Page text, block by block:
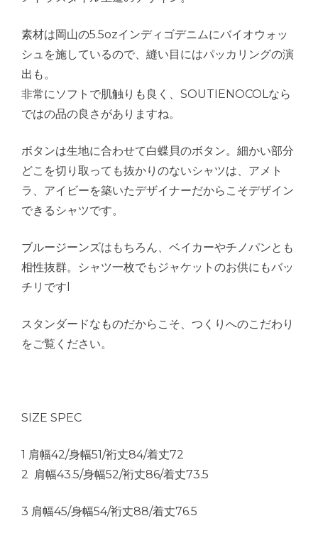
素材は岡山の5.5ozインディゴデニムにバイオウォッ
シュを施しているので、縫い目にはパッカリングの演
出も。
非常にソフトで肌触りも良く、SOUTIENOCOLなら
ではの品の良さがありますね。
ボタンは生地に合わせて白蝶貝のボタン。細かい部分
どこを切り取っても抜かりのないシャツは、アメト
ラ、アイビーを築いたデザイナーだからこそデザイン
できるシャツです。
ブルージーンズはもちろん、ベイカーやチノパンとも
相性抜群。シャツ一枚でもジャケットのお供にもバッ
チリですl
スタンダードなものだからこそ、つくりへのこだわり
をご覧ください。
SIZE SPEC
1 肩幅42/身幅51/裄丈84/着丈72
2 肩幅43.5/身幅52/裄丈86/着丈73.5
3 肩幅45/身幅54/裄丈88/着丈76.5